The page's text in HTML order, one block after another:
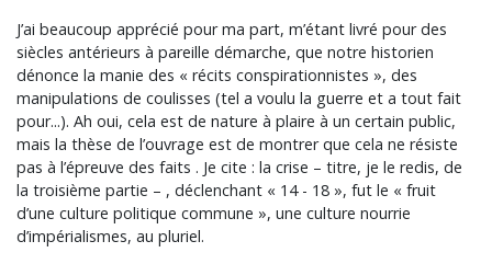
J’ai beaucoup apprécié pour ma part, m’étant livré pour des
siècles antérieurs à pareille démarche, que notre historien
dénonce la manie des « récits conspirationnistes », des
manipulations de coulisses (tel a voulu la guerre et a tout fait
pour...). Ah oui, cela est de nature à plaire à un certain public,
mais la thèse de l’ouvrage est de montrer que cela ne résiste
pas à l’épreuve des faits . Je cite : la crise – titre, je le redis, de
la troisième partie – , déclenchant « 14 - 18 », fut le « fruit
d’une culture politique commune », une culture nourrie
d’impérialismes, au pluriel.